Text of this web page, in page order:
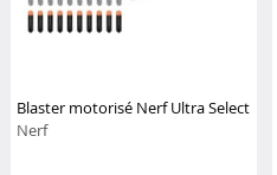
Blaster motorisé Nerf Ultra Select
Nerf